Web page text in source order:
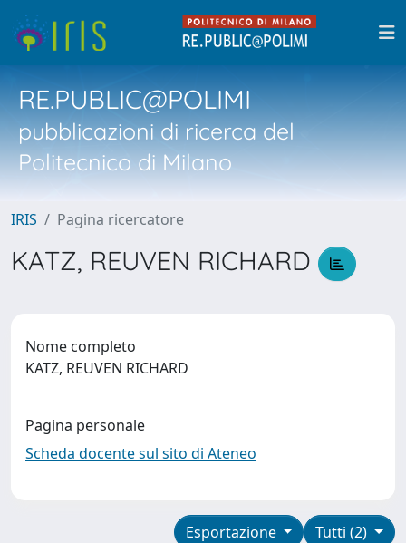
RE.PUBLIC@POLIMI
pubblicazioni di ricerca del
Politecnico di Milano
IRIS Pagina ricercatore
KATZ, REUVEN RICHARD
Nome completo
KATZ, REUVEN RICHARD
Pagina personale
Scheda docente sul sito di Ateneo
Tutti (2)
Esportazione